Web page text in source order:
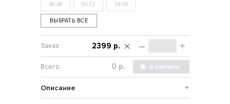
46-48 50-52 54-56
ВЫБРАТЬ ВСЕ
– +
2399 р.
р.
Описание